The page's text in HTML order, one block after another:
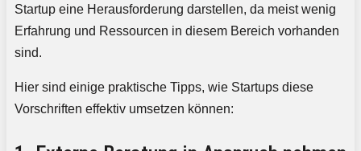
Startup eine Herausforderung darstellen, da meist wenig
Erfahrung und Ressourcen in diesem Bereich vorhanden
sind.
Hier sind einige praktische Tipps, wie Startups diese
Vorschriften effektiv umsetzen können: